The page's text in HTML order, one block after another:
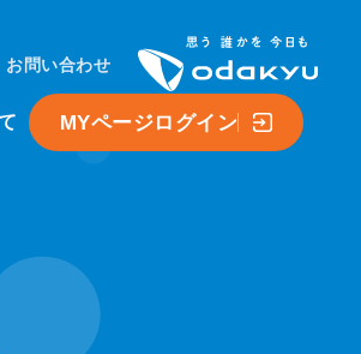
MYページログイン
お問い合わせ